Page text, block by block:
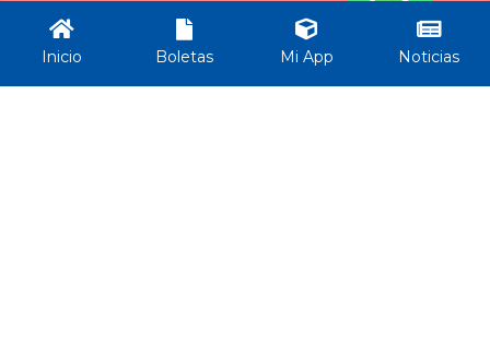
Ciudad
Trámites
Servicios
Trámites
Inicio Boletas Mi App Noticias